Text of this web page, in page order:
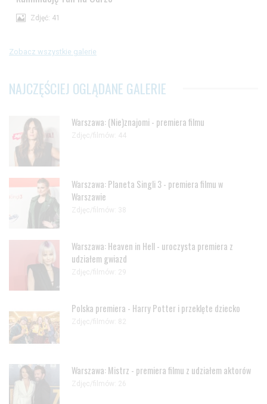
Zdjęć: 41
Zobacz wszystkie galerie
NAJCZĘŚCIEJ OGLĄDANE GALERIE
Warszawa: (Nie)znajomi - premiera filmu
Zdjęc/filmów: 44
Warszawa: Planeta Singli 3 - premiera filmu w
Warszawie
Zdjęc/filmów: 38
Warszawa: Heaven in Hell - uroczysta premiera z
udziałem gwiazd
Zdjęc/filmów: 29
Polska premiera - Harry Potter i przeklęte dziecko
Zdjęc/filmów: 82
Warszawa: Mistrz - premiera filmu z udziałem aktorów
Zdjęc/filmów: 26